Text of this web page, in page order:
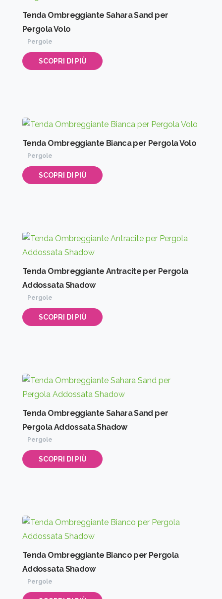
Tenda Ombreggiante Sahara Sand per
Pergola Volo
Pergole
SCOPRI DI PIÙ
Tenda Ombreggiante Bianca per Pergola Volo
Pergole
SCOPRI DI PIÙ
Tenda Ombreggiante Antracite per Pergola
Addossata Shadow
Pergole
SCOPRI DI PIÙ
Tenda Ombreggiante Sahara Sand per
Pergola Addossata Shadow
Pergole
SCOPRI DI PIÙ
Tenda Ombreggiante Bianco per Pergola
Addossata Shadow
Pergole